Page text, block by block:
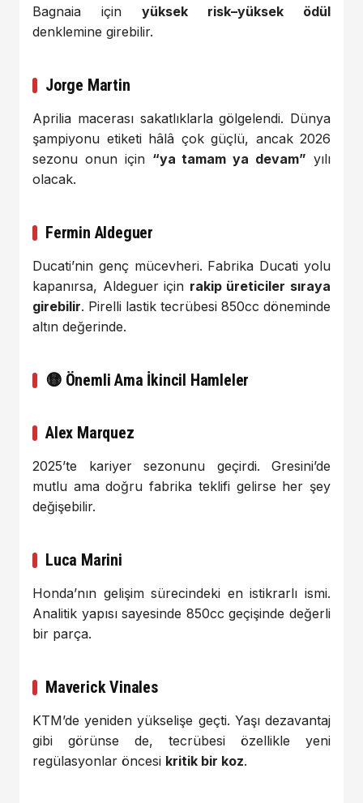
Bagnaia için yüksek risk–yüksek ödül
denklemine girebilir.
Jorge Martin
Aprilia macerası sakatlıklarla gölgelendi. Dünya
şampiyonu etiketi hâlâ çok güçlü, ancak 2026
sezonu onun için “ya tamam ya devam” yılı
olacak.
Fermin Aldeguer
Ducati’nin genç mücevheri. Fabrika Ducati yolu
kapanırsa, Aldeguer için rakip üreticiler sıraya
girebilir. Pirelli lastik tecrübesi 850cc döneminde
altın değerinde.
🟡 Önemli Ama İkincil Hamleler
Alex Marquez
2025’te kariyer sezonunu geçirdi. Gresini’de
mutlu ama doğru fabrika teklifi gelirse her şey
değişebilir.
Luca Marini
Honda’nın gelişim sürecindeki en istikrarlı ismi.
Analitik yapısı sayesinde 850cc geçişinde değerli
bir parça.
Maverick Vinales
KTM’de yeniden yükselişe geçti. Yaşı dezavantaj
gibi görünse de, tecrübesi özellikle yeni
regülasyonlar öncesi kritik bir koz.